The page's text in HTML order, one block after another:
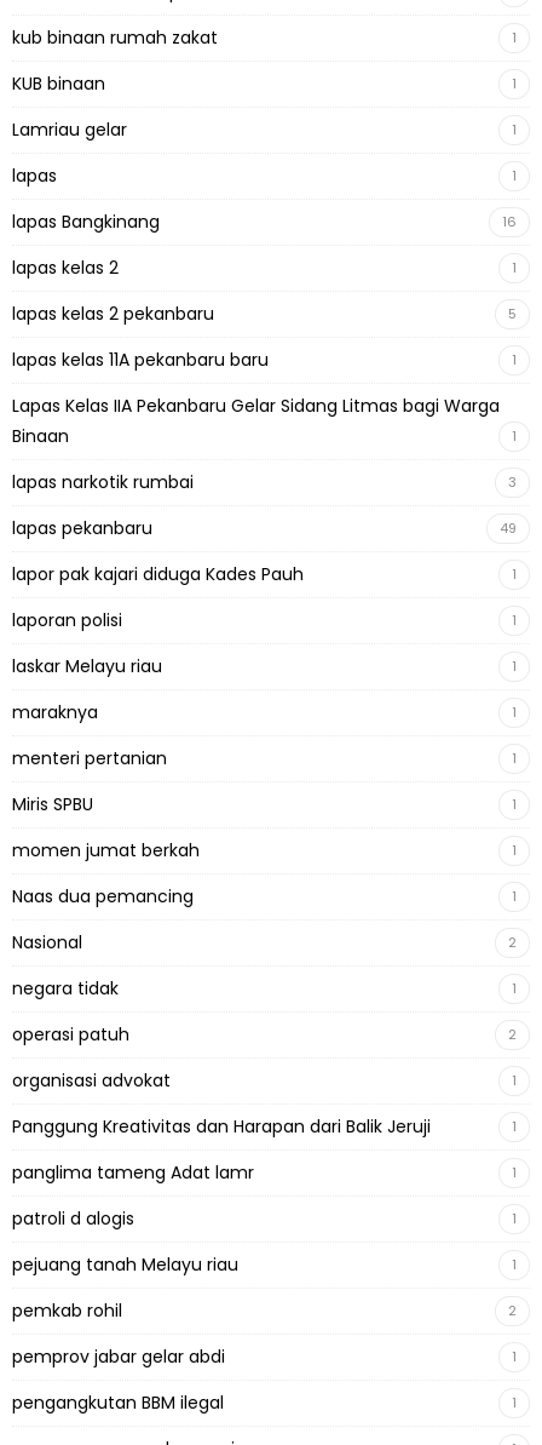
kub binaan rumah zakat 1
KUB binaan 1
Lamriau gelar 1
lapas 1
lapas Bangkinang 16
lapas kelas 2 1
lapas kelas 2 pekanbaru 5
lapas kelas 11A pekanbaru baru 1
Lapas Kelas IIA Pekanbaru Gelar Sidang Litmas bagi Warga
Binaan
1
lapas narkotik rumbai 3
lapas pekanbaru 49
lapor pak kajari diduga Kades Pauh 1
laporan polisi 1
laskar Melayu riau 1
maraknya 1
menteri pertanian 1
Miris SPBU 1
momen jumat berkah 1
Naas dua pemancing 1
Nasional 2
negara tidak 1
operasi patuh 2
organisasi advokat 1
Panggung Kreativitas dan Harapan dari Balik Jeruji 1
panglima tameng Adat lamr 1
patroli d alogis 1
pejuang tanah Melayu riau 1
pemkab rohil 2
pemprov jabar gelar abdi 1
pengangkutan BBM ilegal 1